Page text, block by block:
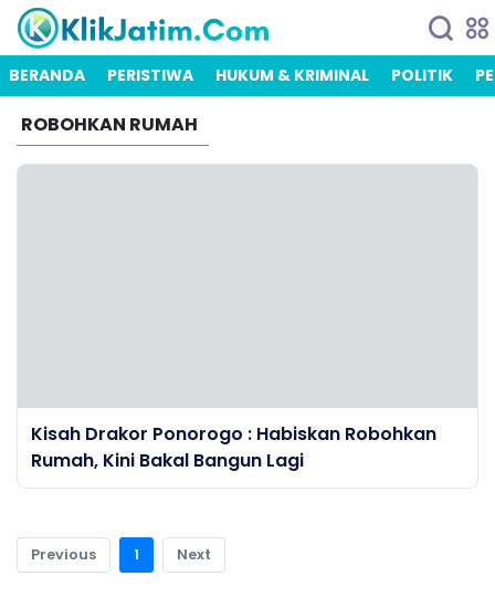
BERANDA PERISTIWA HUKUM & KRIMINAL POLITIK
ROBOHKAN RUMAH
Kisah Drakor Ponorogo : Habiskan Robohkan
Rumah, Kini Bakal Bangun Lagi
Previous 1 Next